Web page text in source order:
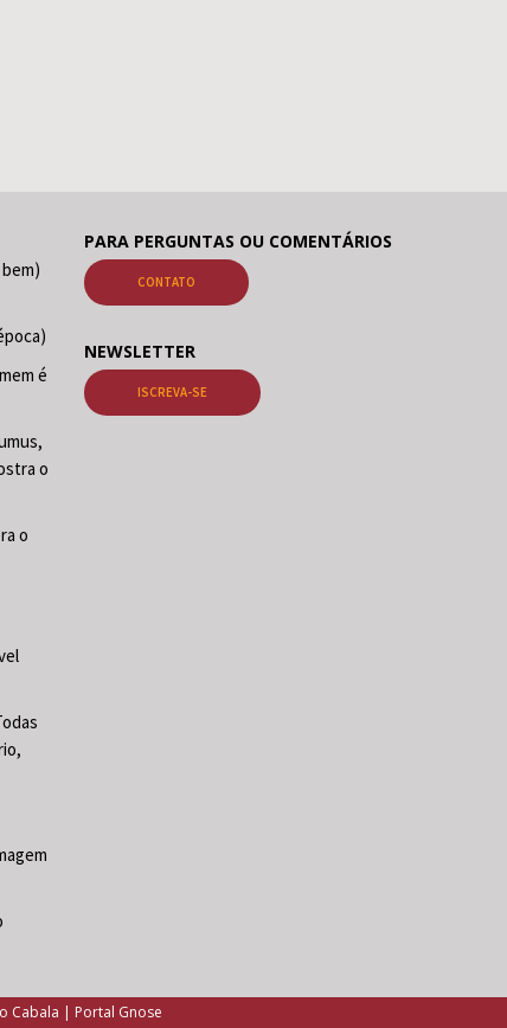
é
o
o
PARA PERGUNTAS OU COMENTÁRIOS
CONTATO
NEWSLETTER
ISCREVA-SE
Cabala | Portal Gnose